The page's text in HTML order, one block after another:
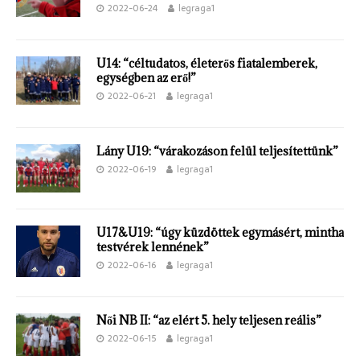
2022-06-24 legraga1
U14: “céltudatos, életerős fiatalemberek,
egységben az erő!”
2022-06-21 legraga1
Lány U19: “várakozáson felül teljesítettünk”
2022-06-19 legraga1
U17&U19: “úgy küzdöttek egymásért, mintha
testvérek lennének”
2022-06-16 legraga1
Női NB II: “az elért 5. hely teljesen reális”
2022-06-15 legraga1